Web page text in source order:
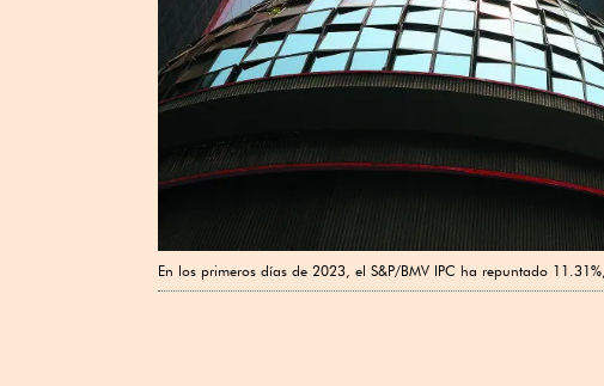
En los primeros días de 2023, el S&P/BMV IPC ha repuntado